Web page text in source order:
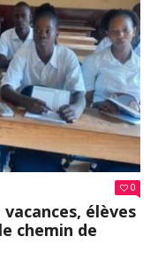
À
LA
DU
0
élèves
chemin de